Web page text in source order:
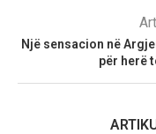
Një sensacion në
për herë